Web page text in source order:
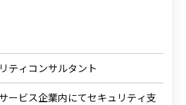
ティコンサルタント
ービス企業内にてセキュリティ支